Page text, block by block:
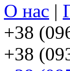
О нас |
+38
+38